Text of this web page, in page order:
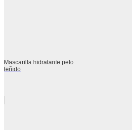
Mascarilla hidratante pelo
teñido